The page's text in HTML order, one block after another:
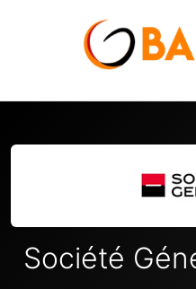
Société